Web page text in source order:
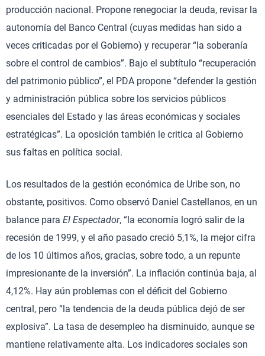
producción nacional. Propone renegociar la deuda, revisar la
autonomía del Banco Central (cuyas medidas han sido a
veces criticadas por el Gobierno) y recuperar “la soberanía
sobre el control de cambios”. Bajo el subtítulo “recuperación
del patrimonio público”, el PDA propone “defender la gestión
y administración pública sobre los servicios públicos
esenciales del Estado y las áreas económicas y sociales
estratégicas”. La oposición también le critica al Gobierno
sus faltas en política social.
Los resultados de la gestión económica de Uribe son, no
obstante, positivos. Como observó Daniel Castellanos, en un
balance para El Espectador, “la economía logró salir de la
recesión de 1999, y el año pasado creció 5,1%, la mejor cifra
de los 10 últimos años, gracias, sobre todo, a un repunte
impresionante de la inversión”. La inflación continúa baja, al
4,12%. Hay aún problemas con el déficit del Gobierno
central, pero “la tendencia de la deuda pública dejó de ser
explosiva”. La tasa de desempleo ha disminuido, aunque se
mantiene relativamente alta. Los indicadores sociales son